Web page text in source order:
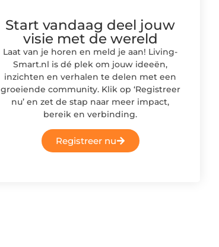
Start vandaag deel jouw
visie met de wereld
Laat van je horen en meld je aan! Living-
Smart.nl is dé plek om jouw ideeën,
inzichten en verhalen te delen met een
groeiende community. Klik op ‘Registreer
nu’ en zet de stap naar meer impact,
bereik en verbinding.
Registreer nu